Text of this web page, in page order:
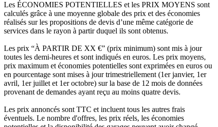
Les ÉCONOMIES POTENTIELLES et les PRIX MOYENS sont
calculés grâce à une moyenne globale des prix et des économies
réalisés sur les propositions de devis d’une même catégorie de
services dans le rayon à partir duquel ils sont obtenus.
Les prix “À PARTIR DE XX €” (prix minimum) sont mis à jour
toutes les demi-heures et sont indiqués en euros. Les prix moyens,
prix maximum et économies potentielles sont exprimées en euros ou
en pourcentage sont mises à jour trimestriellement (1er janvier, 1er
avril, 1er juillet et 1er octobre) sur la base de 12 mois de données
provenant de demandes ayant reçu au moins quatre devis.
Les prix annoncés sont TTC et incluent tous les autres frais
éventuels. Le nombre d'offres, les prix réels, les économies